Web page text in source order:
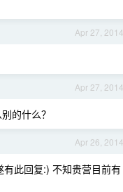
Apr 27, 2014
Apr 27, 2014
的什么？
Apr 26, 2014
此回复:) 不知贵营目前有